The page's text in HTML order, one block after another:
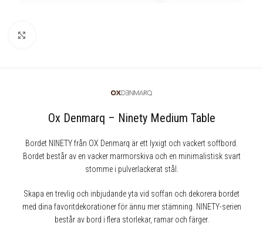
Ox Denmarq – Ninety Medium Table
Bordet NINETY från OX Denmarq är ett lyxigt och vackert soffbord.
Bordet består av en vacker marmorskiva och en minimalistisk svart
stomme i pulverlackerat stål.
Skapa en trevlig och inbjudande yta vid soffan och dekorera bordet
med dina favoritdekorationer för ännu mer stämning. NINETY-serien
består av bord i flera storlekar, ramar och färger.